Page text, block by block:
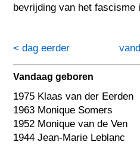
bevrijding van het fascisme
< dag eerder
Vandaag geboren
1975 Klaas van der Eerden
1963 Monique Somers
1952 Monique van de Ven
1944 Jean-Marie Leblanc